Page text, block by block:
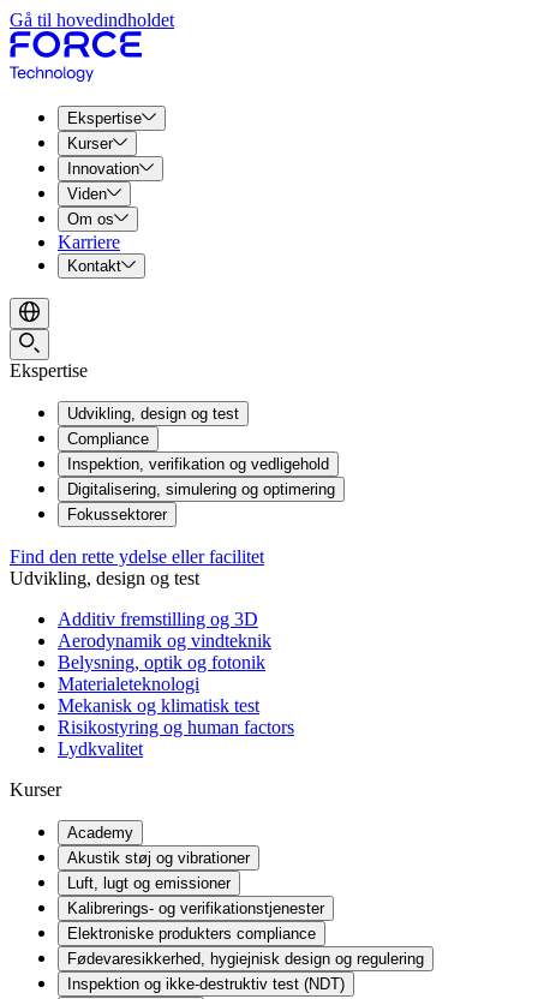
Gå til hovedindholdet
Ekspertise
Kurser
Innovation
Viden
Om os
Karriere
Kontakt
Ekspertise
Udvikling, design og test
Compliance
Inspektion, verifikation og vedligehold
Digitalisering, simulering og optimering
Fokussektorer
Find den rette ydelse eller facilitet
Udvikling, design og test
Additiv fremstilling og 3D
Aerodynamik og vindteknik
Belysning, optik og fotonik
Materialeteknologi
Mekanisk og klimatisk test
Risikostyring og human factors
Lydkvalitet
Kurser
Academy
Akustik støj og vibrationer
Luft, lugt og emissioner
Kalibrerings- og verifikationstjenester
Elektroniske produkters compliance
Fødevaresikkerhed, hygiejnisk design og regulering
Inspektion og ikke-destruktiv test (NDT)